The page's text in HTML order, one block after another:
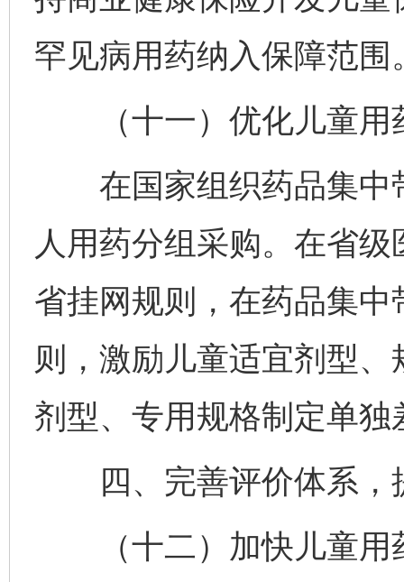
罕见病用药纳入保障范围
（十一）优化儿童用
在国家组织药品集中
人用药分组采购。在省
省挂网规则，在药品集
则，激励儿童适宜剂型
剂型、专用规格制定单独
四、完善评价体系，
（十二）加快儿童用